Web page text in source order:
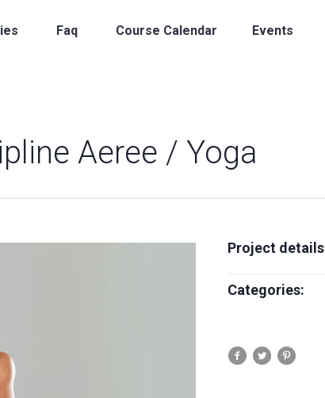
Faq Course Calendar Events
Aeree / Yoga
Project details
Categories: